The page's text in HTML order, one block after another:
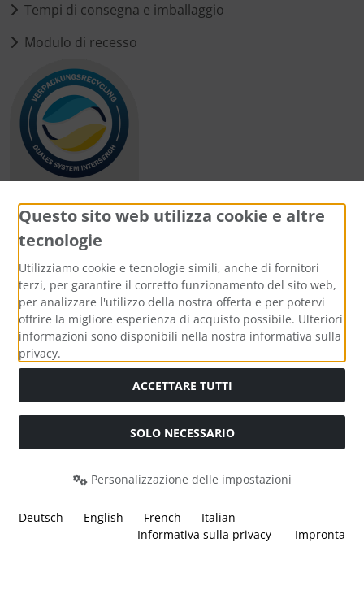
Tempi di consegna e imballaggio
Modulo di recesso
Metodi di pagamento
Media sociali
Modulo di recesso
Questo sito web utilizza cookie e altre
tecnologie
Utilizziamo cookie e tecnologie simili, anche di fornitori
terzi, per garantire il corretto funzionamento del sito web,
per analizzare l'utilizzo della nostra offerta e per potervi
offrire la migliore esperienza di acquisto possibile. Ulteriori
informazioni sono disponibili nella nostra informativa sulla
privacy.
ACCETTARE TUTTI
SOLO NECESSARIO
Personalizzazione delle impostazioni
Deutsch English French
Italian
Informativa sulla privacy
Impronta